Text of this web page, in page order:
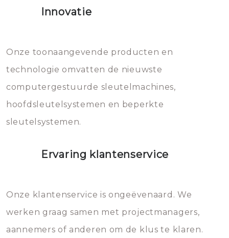
geheel vervangen moet worden.
mee, die u gemakkelijk kunt
vermijden.
Innovatie
Onze toonaangevende producten en
technologie omvatten de nieuwste
computergestuurde sleutelmachines,
hoofdsleutelsystemen en beperkte
sleutelsystemen.
Ervaring klantenservice
Onze klantenservice is ongeëvenaard. We
werken graag samen met projectmanagers,
aannemers of anderen om de klus te klaren.